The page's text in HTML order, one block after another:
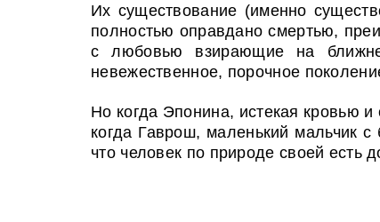
Их существование (именно
полностью оправдано смертью,
с любовью взирающие на
невежественное, порочное
Но когда Эпонина, истекая кровью
когда Гаврош, маленький мальчик
что человек по природе своей есть